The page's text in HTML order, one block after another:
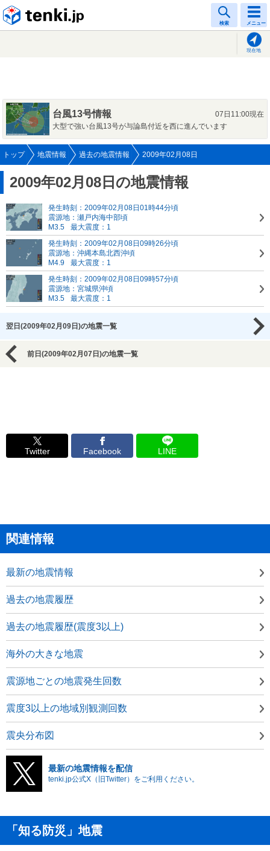
検索 メニュー
現在地
台風13号情報
07日11:00現在
大型で強い台風13号が与論島付近を西に進んでいます
トップ 地震情報 過去の地震情報 2009年02月08日
2009年02月08日の地震情報
発生時刻：2009年02月08日01時44分頃
震源地：瀬戸内海中部頃
M3.5
最大震度：1
発生時刻：2009年02月08日09時26分頃
震源地：沖縄本島北西沖頃
M4.9
最大震度：1
発生時刻：2009年02月08日09時57分頃
震源地：宮城県沖頃
M3.5
最大震度：1
翌日(2009年02月09日)の地震一覧
前日(2009年02月07日)の地震一覧
Twitter Facebook LINE
関連情報
最新の地震情報
過去の地震履歴
過去の地震履歴(震度3以上)
海外の大きな地震
震源地ごとの地震発生回数
震度3以上の地域別観測回数
震央分布図
最新の地震情報を配信
tenki.jp公式X（旧Twitter）をご利用ください。
「知る防災」地震